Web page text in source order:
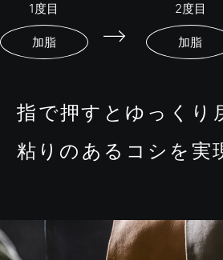
1度目
加脂
2度目
加脂
指で押すとゆっくり
粘りのあるコシを実